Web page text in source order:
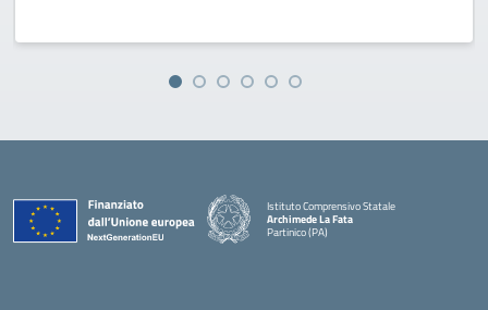
Istituto Comprensivo Statale
Archimede La Fata
Partinico (PA)